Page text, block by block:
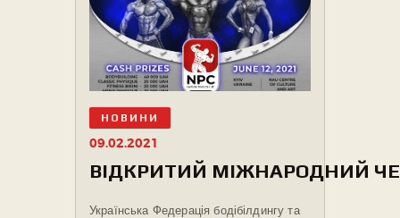
НОВИНИ
09.02.2021
ВІДКРИТИЙ МІЖНАРОДНИЙ
Українська Федерація бодібілдингу та